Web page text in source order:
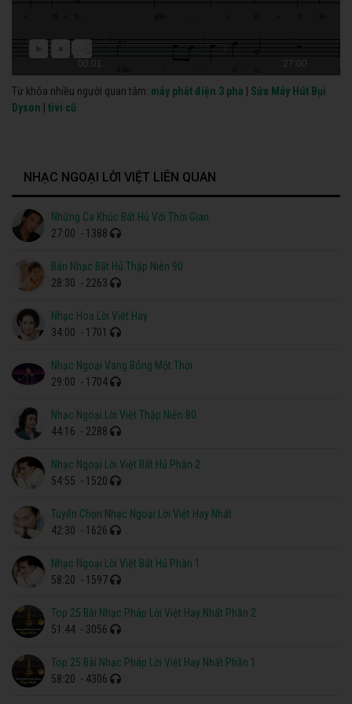
00:01 27:00
Từ khóa nhiều người quan tâm: máy phát điện 3 pha
Sửa Máy Hút Bụi
Dyson
tivi cũ
NHẠC NGOẠI LỜI VIỆT LIÊN QUAN
Những Ca Khúc Bất Hủ Với Thời Gian
27:00 - 1388
Bản Nhạc Bất Hủ Thập Niên 90
28:30 - 2263
Nhạc Hoa Lời Việt Hay
34:00 - 1701
Nhạc Ngoại Vang Bóng Một Thời
29:00 - 1704
Nhạc Ngoại Lời Việt Thập Niên 80
44:16 - 2288
Nhạc Ngoại Lời Việt Bất Hủ Phần 2
54:55 - 1520
Tuyển Chọn Nhạc Ngoại Lời Việt Hay Nhất
42:30 - 1626
Nhạc Ngoại Lời Việt Bất Hủ Phần 1
58:20 - 1597
Top 25 Bài Nhạc Pháp Lời Việt Hay Nhất Phần 2
51:44 - 3056
Top 25 Bài Nhạc Pháp Lời Việt Hay Nhất Phần 1
58:20 - 4306